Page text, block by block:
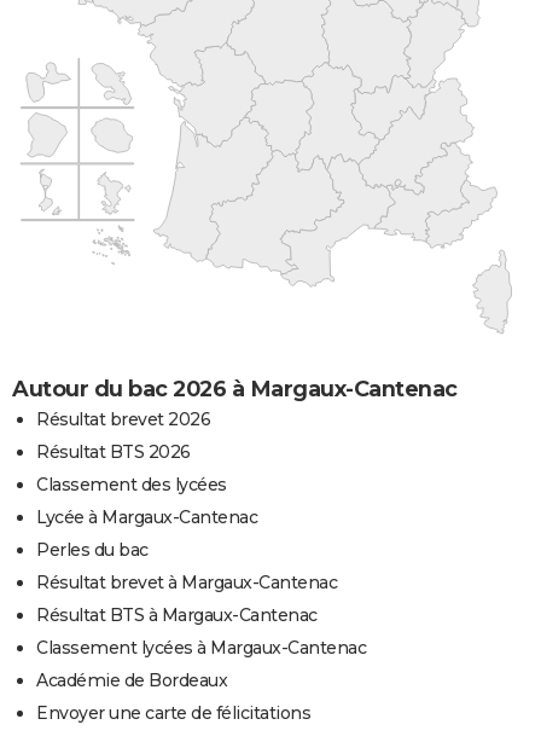
Autour du bac 2026 à Margaux-Cantenac
Résultat brevet 2026
Résultat BTS 2026
Classement des lycées
Lycée à Margaux-Cantenac
Perles du bac
Résultat brevet à Margaux-Cantenac
Résultat BTS à Margaux-Cantenac
Classement lycées à Margaux-Cantenac
Académie de Bordeaux
Envoyer une carte de félicitations